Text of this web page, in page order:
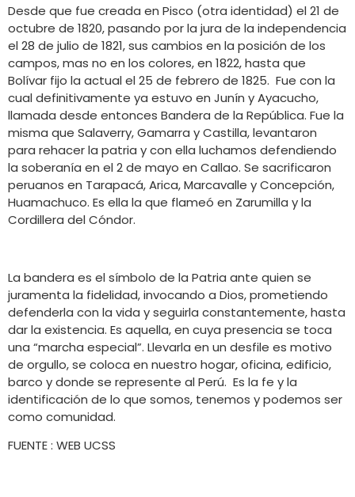
Desde que fue creada en Pisco (otra identidad) el 21 de
octubre de 1820, pasando por la jura de la independencia
el 28 de julio de 1821, sus cambios en la posición de los
campos, mas no en los colores, en 1822, hasta que
Bolívar fijo la actual el 25 de febrero de 1825. Fue con la
cual definitivamente ya estuvo en Junín y Ayacucho,
llamada desde entonces Bandera de la República. Fue la
misma que Salaverry, Gamarra y Castilla, levantaron
para rehacer la patria y con ella luchamos defendiendo
la soberanía en el 2 de mayo en Callao. Se sacrificaron
peruanos en Tarapacá, Arica, Marcavalle y Concepción,
Huamachuco. Es ella la que flameó en Zarumilla y la
Cordillera del Cóndor.
La bandera es el símbolo de la Patria ante quien se
juramenta la fidelidad, invocando a Dios, prometiendo
defenderla con la vida y seguirla constantemente, hasta
dar la existencia. Es aquella, en cuya presencia se toca
una “marcha especial”. Llevarla en un desfile es motivo
de orgullo, se coloca en nuestro hogar, oficina, edificio,
barco y donde se represente al Perú. Es la fe y la
identificación de lo que somos, tenemos y podemos ser
como comunidad.
FUENTE : WEB UCSS